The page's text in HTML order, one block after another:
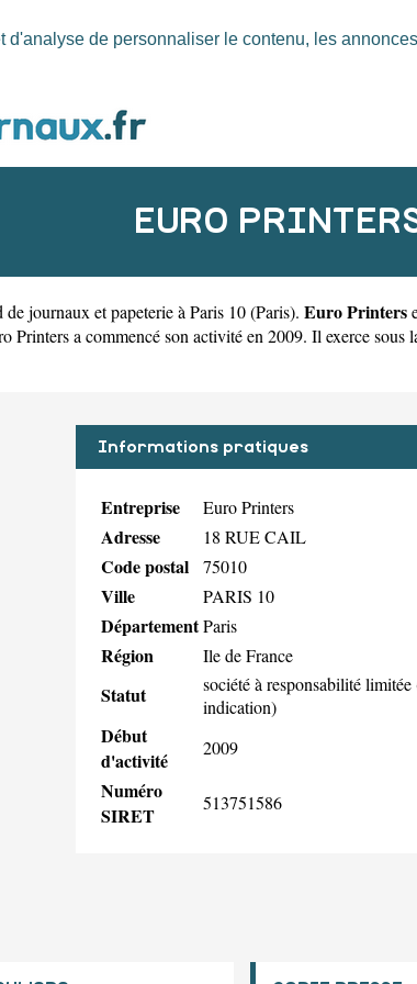
de personnaliser le contenu, les
EURO
de journaux et papeterie à Paris 10(Paris). Euro Printers
a commencé son activité en 2009. Il exerce sous
Informations pratiques
Entreprise Euro Printers
Adresse 18 RUE CAIL
Code postal 75010
Ville PARIS 10
DépartementParis
Région Ile de France
Statut
société à responsabilité limitée
indication)
Début
d'activité
2009
Numéro
SIRET
513751586